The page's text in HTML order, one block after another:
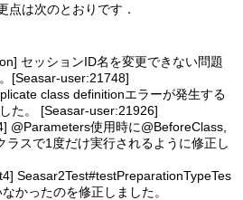
点は次のとおりです．
セッションID名を変更できない問題
[Seasar-user:21748]
class definitionエラーが発生する
た。 [Seasar-user:21926]
@Parameters使用時に@BeforeClass,
ラスで1度だけ実行されるように修正し
Seasar2Test#testPreparationTypeTes
かったのを修正しました。